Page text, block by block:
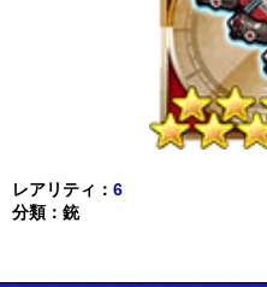
レアリティ： 6
分類：銃